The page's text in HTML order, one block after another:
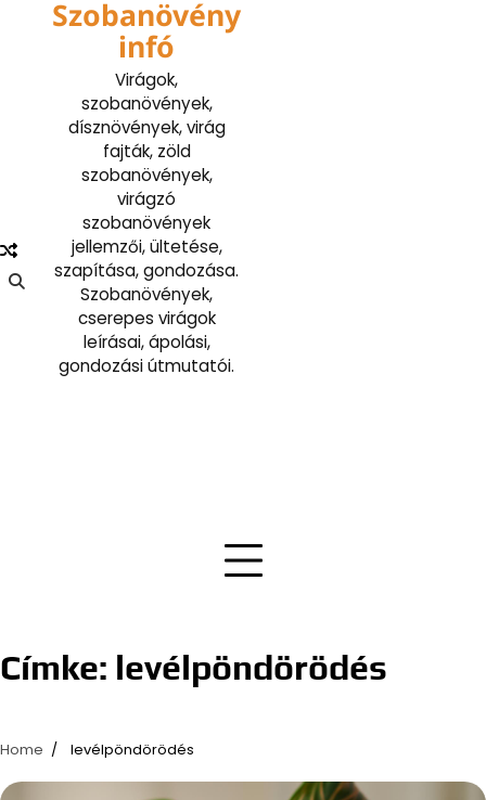
Szobanövény
infó
Virágok,
szobanövények,
dísznövények, virág
fajták, zöld
szobanövények,
virágzó
szobanövények
jellemzői, ültetése,
szapítása, gondozása.
Szobanövények,
cserepes virágok
leírásai, ápolási,
gondozási útmutatói.
Címke: levélpöndörödés
Home levélpöndörödés